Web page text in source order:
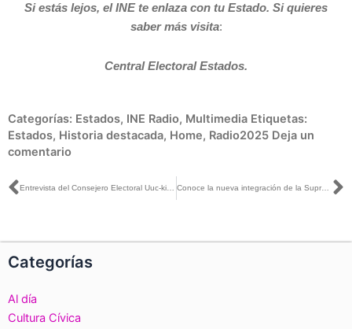
Si estás lejos, el INE te enlaza con tu Estado. Si quieres
saber más visita:
Central Electoral Estados.
Categorías: Estados, INE Radio, Multimedia Etiquetas:
Estados, Historia destacada, Home, Radio2025 Deja un
comentario
Ant Entrevista del Consejero Electoral Uuc-kib Espadas con Carlos Marín para Asalto a la Razón Conoce la nueva integración de la Suprema Corte de Justicia de la Nación y sus funciones
Categorías
Al día
Cultura Cívica